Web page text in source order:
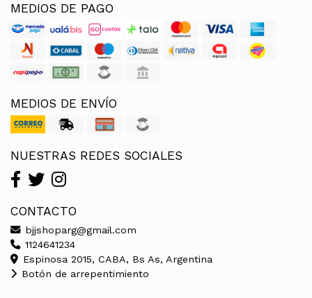
MEDIOS DE PAGO
MEDIOS DE ENVÍO
NUESTRAS REDES SOCIALES
CONTACTO
bjjshoparg@gmail.com
1124641234
Espinosa 2015, CABA, Bs As, Argentina
Botón de arrepentimiento